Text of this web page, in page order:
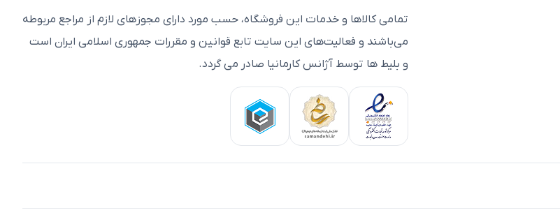
تمامی كالاها و خدمات اين فروشگاه، حسب مورد دارای مجوزهای لازم از مراجع مربوطه
می‌باشند و فعاليت‌های اين سايت تابع قوانين و مقررات جمهوری اسلامی ايران است
و بلیط ها توسط آژانس کارمانیا صادر می گردد.